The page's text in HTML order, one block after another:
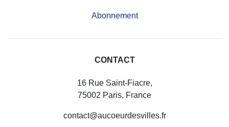
Abonnement
CONTACT
16 Rue Saint-Fiacre,
75002 Paris, France
contact@aucoeurdesvilles.fr